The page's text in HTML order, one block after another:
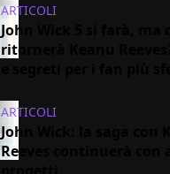
ARTICOLI
John Wick 5 si farà, ma
ritornerà Keanu Reeves?
ARTICOLI
John Wick: la saga con
Reeves continuerà con